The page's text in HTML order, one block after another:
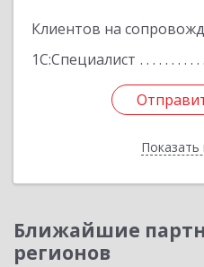
Клиентов на
1С:Специалист
Показать
Ближайшие
регионов